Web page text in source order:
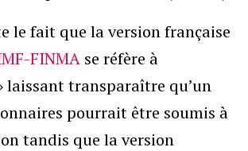
le fait que la version française
FINMA se réfère à
laissant transparaître qu’un
pourrait être soumis à
tandis que la version